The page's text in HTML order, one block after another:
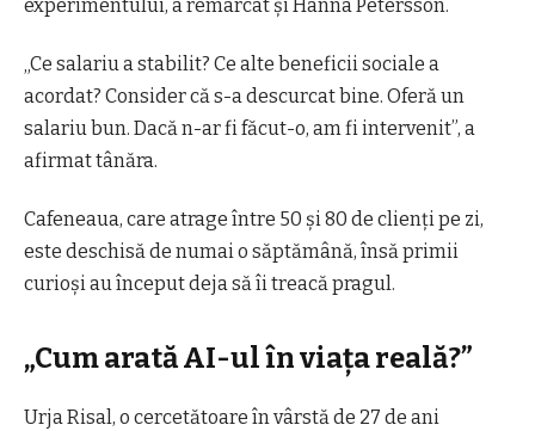
experimentului, a remarcat şi Hanna Petersson.
„Ce salariu a stabilit? Ce alte beneficii sociale a
acordat? Consider că s-a descurcat bine. Oferă un
salariu bun. Dacă n-ar fi făcut-o, am fi intervenit”, a
afirmat tânăra.
Cafeneaua, care atrage între 50 şi 80 de clienţi pe zi,
este deschisă de numai o săptămână, însă primii
curioşi au început deja să îi treacă pragul.
„Cum arată AI-ul în viaţa reală?”
Urja Risal, o cercetătoare în vârstă de 27 de ani